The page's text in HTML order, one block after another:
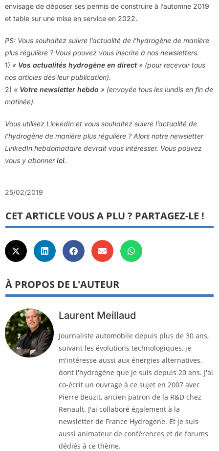
envisage de déposer ses permis de construire à l’automne 2019
et table sur une mise en service en 2022.
PS: Vous souhaitez suivre l’actualité de l’hydrogène de manière
plus régulière ? Vous pouvez vous inscrire à nos newsletters.
1) « Vos actualités hydrogène en direct » (pour recevoir tous
nos articles dès leur publication).
2) « Votre newsletter hebdo » (envoyée tous les lundis en fin de
matinée).
Vous utilisez LinkedIn et vous souhaitez suivre l’actualité de
l’hydrogène de manière plus régulière ? Alors notre newsletter
LinkedIn hebdomadaire devrait vous intéresser. Vous pouvez
vous y abonnerici.
25/02/2019
CET ARTICLE VOUS A PLU ? PARTAGEZ-LE !
À PROPOS DE L'AUTEUR
Laurent Meillaud
Journaliste automobile depuis plus de 30 ans,
suivant les évolutions technologiques, je
m'intéresse aussi aux énergies alternatives,
dont l'hydrogène que je suis depuis 20 ans. J'ai
co-écrit un ouvrage à ce sujet en 2007 avec
Pierre Beuzit, ancien patron de la R&D chez
Renault. J'ai collaboré également à la
newsletter de France Hydrogène. Et je suis
aussi animateur de conférences et de forums
dédiés à ce thème.